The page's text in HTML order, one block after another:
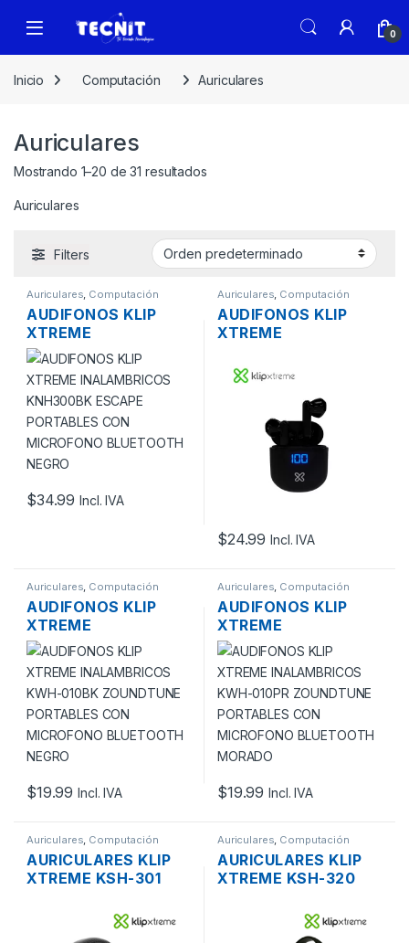
0
Inicio Computación Auriculares
Auriculares
Mostrando 1–20 de 31 resultados
Auriculares
Filters
Auriculares, Computación
AUDIFONOS KLIP
XTREME
INALAMBRICOS
KNH300BK ESCAPE
PORTABLES CON
MICROFONO
BLUETOOTH NEGRO
$34.99 Incl. IVA
Auriculares, Computación
AUDIFONOS KLIP
XTREME
006WH TOUCH
BUNDS LCD
PORTABLES
$24.99 Incl. IVA
Auriculares, Computación
AUDIFONOS KLIP
XTREME
INALAMBRICOS
KWH-010BK
ZOUNDTUNE
PORTABLES CON
MICROFONO
BLUETOOTH NEGRO
$19.99 Incl. IVA
Auriculares, Computación
AUDIFONOS KLIP
XTREME
INALAMBRICOS
KWH-010PR
ZOUNDTUNE
PORTABLES CON
MICROFONO
BLUETOOTH
MORADO
$19.99 Incl. IVA
Auriculares, Computación
AURICULARES KLIP
XTREME KSH-301
CONTROL DE
VOLUMEN 3.5MM
Auriculares, Computación
AURICULARES KLIP
XTREME KSH-320
CONTROL DE
VOLUMEN 2×3.5MM